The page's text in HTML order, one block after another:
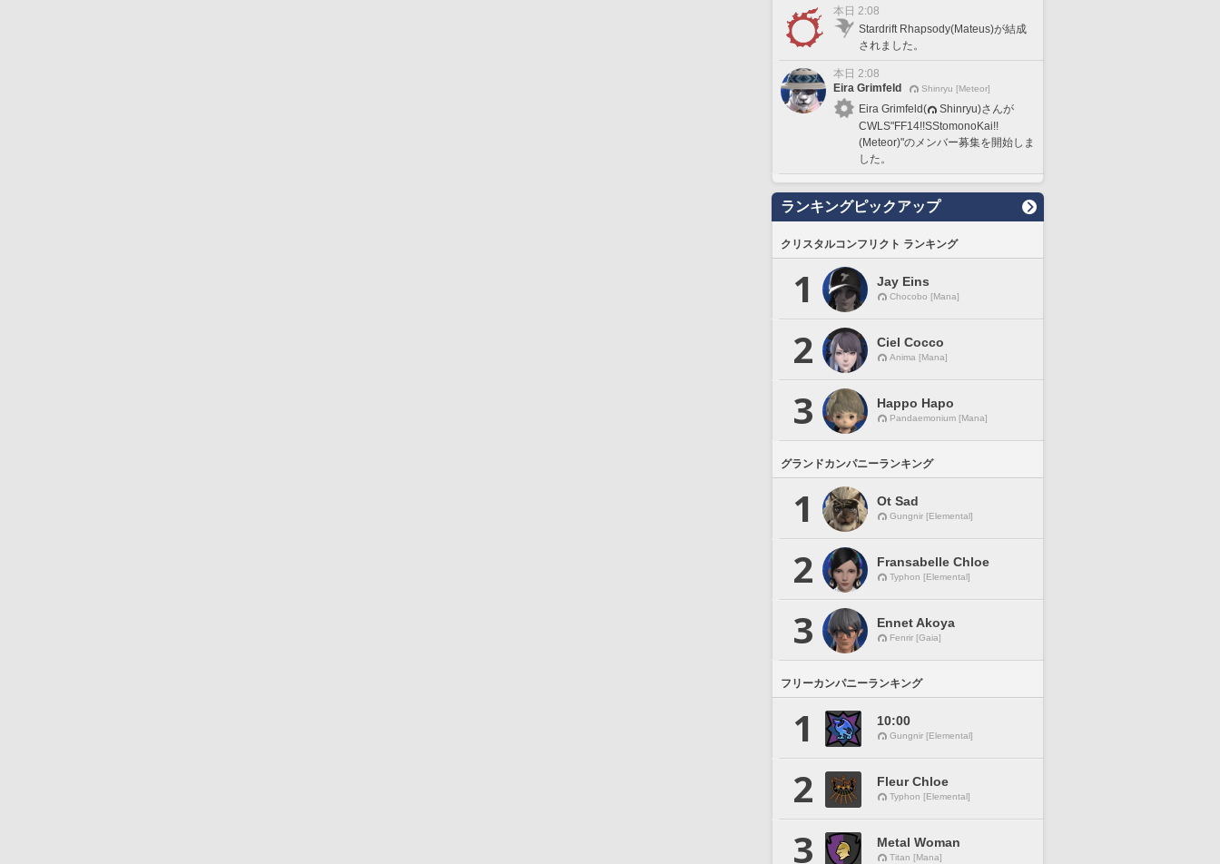
本日 2:08
Stardrift Rhapsody(Mateus)が結成
されました。
本日 2:08
Eira Grimfeld
Shinryu [Meteor]
Eira Grimfeld(
Shinryu)さんが
CWLS"FF14!!SStomonoKai!!
(Meteor)"のメンバー募集を開始しま
した。
ランキングピックアップ
クリスタルコンフリクト ランキング
1 Jay Eins
Chocobo [Mana]
2 Ciel Cocco
Anima [Mana]
3 Happo Hapo
Pandaemonium [Mana]
グランドカンパニーランキング
1 Ot Sad
Gungnir [Elemental]
2 Fransabelle Chloe
Typhon [Elemental]
3 Ennet Akoya
Fenrir [Gaia]
フリーカンパニーランキング
1 10:00
Gungnir [Elemental]
2 Fleur Chloe
Typhon [Elemental]
3 Metal Woman
Titan [Mana]